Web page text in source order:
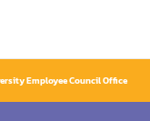
Employee Council Office